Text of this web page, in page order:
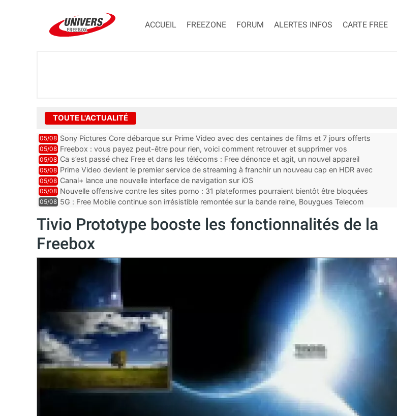
ACCUEIL FREEZONE FORUM ALERTES INFOS CARTE FREE
TOUTE L'ACTUALITÉ
05/08 Sony Pictures Core débarque sur Prime Video avec des centaines de films et 7 jours offerts
05/08 Freebox : vous payez peut-être pour rien, voici comment retrouver et supprimer vos
abonnements TV oubliés
05/08 Ca s’est passé chez Free et dans les télécoms : Free dénonce et agit, un nouvel appareil
pointe le bout de...
05/08 Prime Video devient le premier service de streaming à franchir un nouveau cap en HDR avec
ce lancement
05/08 Canal+ lance une nouvelle interface de navigation sur iOS
05/08 Nouvelle offensive contre les sites porno : 31 plateformes pourraient bientôt être bloquées
par Orange, Free, SF...
05/08 5G : Free Mobile continue son irrésistible remontée sur la bande reine, Bouygues Telecom
Tivio Prototype booste les fonctionnalités de la
Freebox